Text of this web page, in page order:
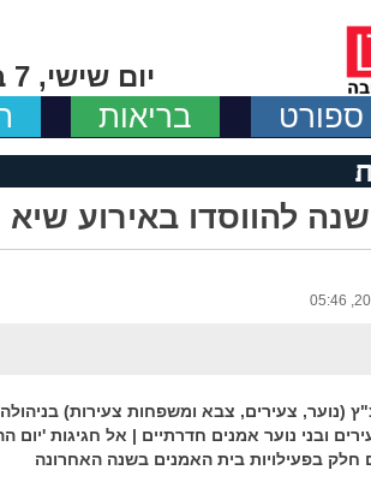
יום שישי, 7 באוגוסט 2026
ספורט בריאות
נוצ"ץ (נוער, צעירים, צבא ומשפחות צעירות)
ובני נוער אמנים חדרתיים | אל חגיגות 'יום
חלק בפעילויות בית האמנים בשנה האחרונה